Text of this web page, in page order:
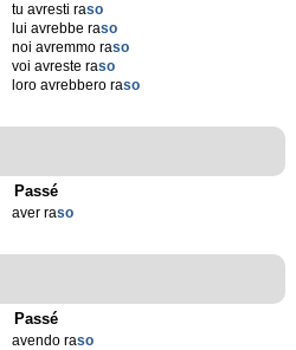
tu avresti raso
lui avrebbe raso
noi avremmo raso
voi avreste raso
loro avrebbero raso
Passé
aver raso
Passé
avendo raso